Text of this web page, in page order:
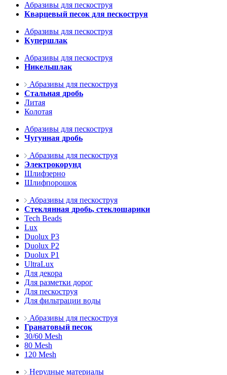
Абразивы для пескоструя
Кварцевый песок для пескоструя
Абразивы для пескоструя
Купершлак
Абразивы для пескоструя
Никельшлак
Абразивы для пескоструя
Стальная дробь
Литая
Колотая
Абразивы для пескоструя
Чугунная дробь
Абразивы для пескоструя
Электрокорунд
Шлифзерно
Шлифпорошок
Абразивы для пескоструя
Стеклянная дробь, стеклошарики
Tech Beads
Lux
Duolux P3
Duolux P2
Duolux P1
UltraLux
Для декора
Для разметки дорог
Для пескоструя
Для фильтрации воды
Абразивы для пескоструя
Гранатовый песок
30/60 Mesh
80 Mesh
120 Mesh
Нерудные материалы